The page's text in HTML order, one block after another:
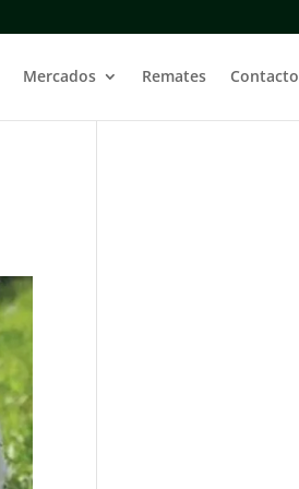
Mercados Remates Contacto